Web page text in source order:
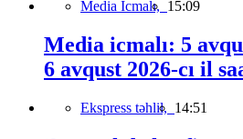
Media İcmalı, 15:09
Media icmalı: 5
6 avqust 2026-cı il
Ekspress təhlil, 14:51